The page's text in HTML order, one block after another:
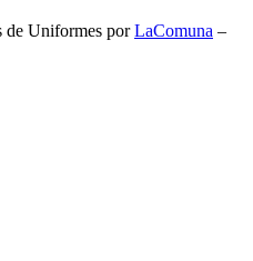
de Uniformes porLaComuna –